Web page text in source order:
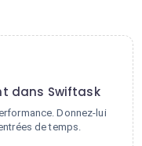
dans Swiftask
Donnez-lui
de temps.